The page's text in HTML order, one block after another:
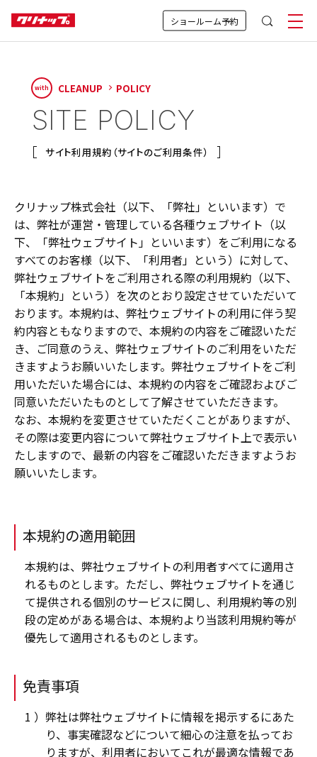
ショールーム予約
with CLEANUP POLICY
SITE POLICY
サイト利用規約（サイトのご利用条件）
クリナップ株式会社（以下、「弊社」といいます）で
は、弊社が運営・管理している各種ウェブサイト（以
下、「弊社ウェブサイト」といいます）をご利用になる
すべてのお客様（以下、「利用者」という）に対して、
弊社ウェブサイトをご利用される際の利用規約（以下、
「本規約」という）を次のとおり設定させていただいて
おります。本規約は、弊社ウェブサイトの利用に伴う契
約内容ともなりますので、本規約の内容をご確認いただ
き、ご同意のうえ、弊社ウェブサイトのご利用をいただ
きますようお願いいたします。弊社ウェブサイトをご利
用いただいた場合には、本規約の内容をご確認およびご
同意いただいたものとして了解させていただきます。
なお、本規約を変更させていただくことがありますが、
その際は変更内容について弊社ウェブサイト上で表示い
たしますので、最新の内容をご確認いただきますようお
願いいたします。
本規約の適用範囲
本規約は、弊社ウェブサイトの利用者すべてに適用さ
れるものとします。ただし、弊社ウェブサイトを通じ
て提供される個別のサービスに関し、利用規約等の別
段の定めがある場合は、本規約より当該利用規約等が
優先して適用されるものとします。
免責事項
弊社は弊社ウェブサイトに情報を掲示するにあた
り、事実確認などについて細心の注意を払ってお
りますが、利用者においてこれが最適な情報であ